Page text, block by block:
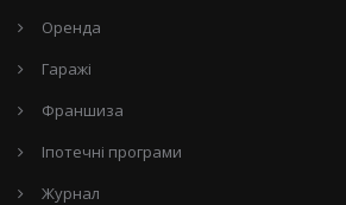
Оренда
Гаражі
Франшиза
Іпотечні програми
Журнал